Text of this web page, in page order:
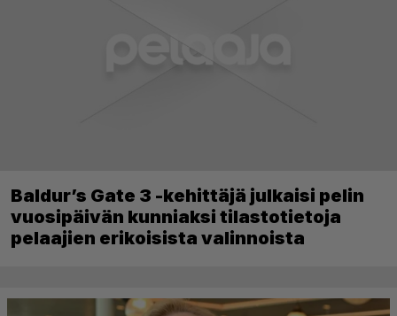
Baldur’s Gate 3 -kehittäjä julkaisi pelin
vuosipäivän kunniaksi tilastotietoja
pelaajien erikoisista valinnoista